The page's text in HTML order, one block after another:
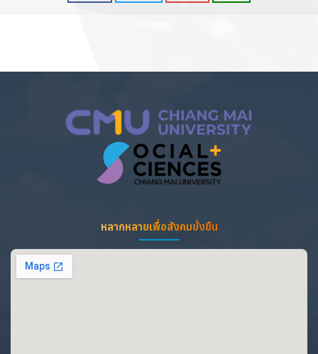
หลากหลายเพื่อสังคมยั่งยืน